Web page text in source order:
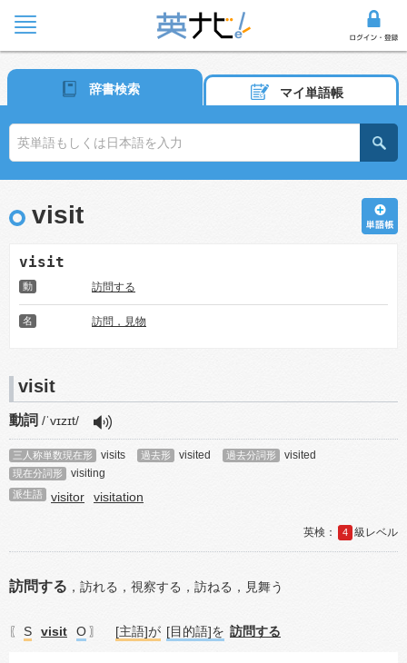
辞書検索 マイ単語帳
visit
visit
動 訪問する
名 訪問，見物
visit
動詞 /ˈvɪzɪt/
三人称単数現在形 visits 過去形 visited 過去分詞形 visited
現在分詞形 visiting
派生語 visitor visitation
4
訪問する ， 訪れる， 視察する， 訪ねる， 見舞う
〖 S visit O 〗 [主語]が [目的語]を 訪問する